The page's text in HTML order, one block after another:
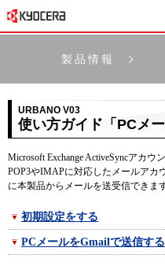
製品情報
URBANO V03
使い方ガイド「PCメ
Microsoft Exchange ActiveSyncアカ
POP3やIMAPに対応したメールアカ
に本製品からメールを送受信できます
初期設定をする
PCメールをGmailで送信する